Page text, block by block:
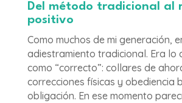
Del método tradicional al
positivo
Como muchos de mi generación,
adiestramiento tradicional. Era lo
como “correcto”: collares de
correcciones físicas y obediencia
obligación. En ese momento